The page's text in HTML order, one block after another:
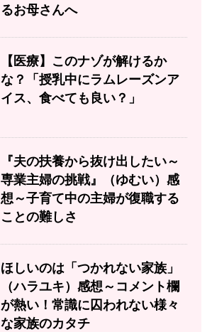
るお母さんへ
【医療】このナゾが解けるか
な？「授乳中にラムレーズンア
イス、食べても良い？」
『夫の扶養から抜け出したい～
専業主婦の挑戦』（ゆむい）感
想～子育て中の主婦が復職する
ことの難しさ
ほしいのは「つかれない家族」
（ハラユキ）感想～コメント欄
が熱い！常識に囚われない様々
な家族のカタチ